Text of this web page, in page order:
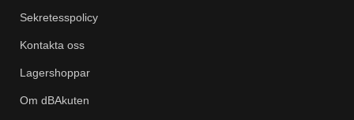
Sekretesspolicy
Kontakta oss
Lagershoppar
Om dBAkuten